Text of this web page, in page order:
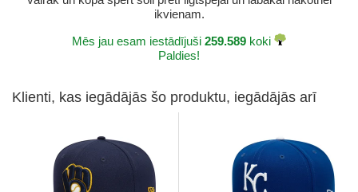
ikvienam.
Mēs jau esam iestādījuši 259.589 koki
Paldies!
Klienti, kas iegādājās šo produktu, iegādājās arī